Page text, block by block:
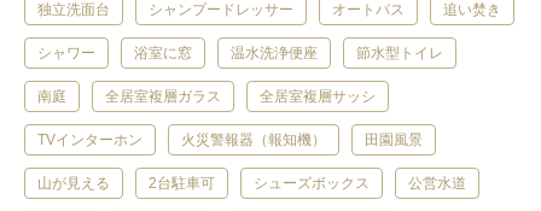
独立洗面台 シャンプードレッサー オートバス 追い焚き
シャワー 浴室に窓 温水洗浄便座 節水型トイレ
南庭 全居室複層ガラス 全居室複層サッシ
TVインターホン 火災警報器（報知機） 田園風景
山が見える 2台駐車可 シューズボックス 公営水道